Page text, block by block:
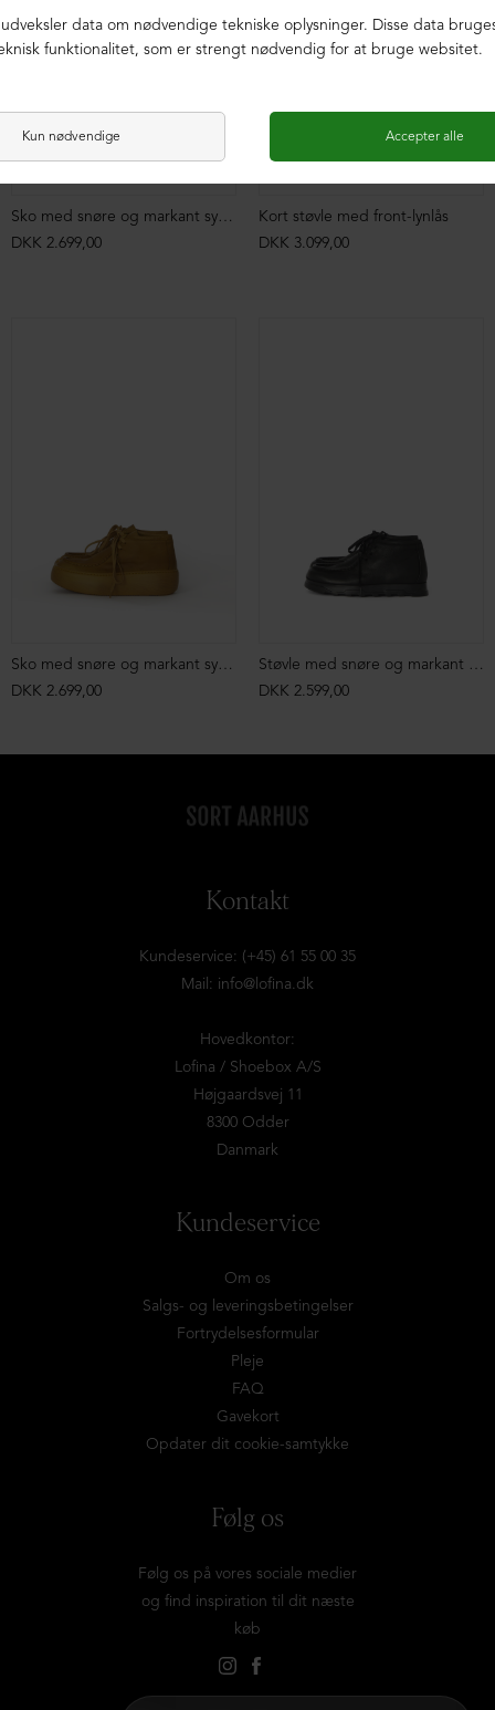
Sko med snøre og markant syning
DKK 2.699,00
Kort støvle med front-lynlås
DKK 3.099,00
Sko med snøre og markant syning
DKK 2.699,00
Støvle med snøre og markant syning
DKK 2.599,00
Kontakt
Kundeservice: (+45) 61 55 00 35
Mail: info@lofina.dk
Hovedkontor:
Lofina / Shoebox A/S
Højgaardsvej 11
8300 Odder
Danmark
Kundeservice
Om os
Salgs- og leveringsbetingelser
Fortrydelsesformular
Pleje
FAQ
Gavekort
Opdater dit cookie-samtykke
Følg os
Følg os på vores sociale medier
og find inspiration til dit næste
køb